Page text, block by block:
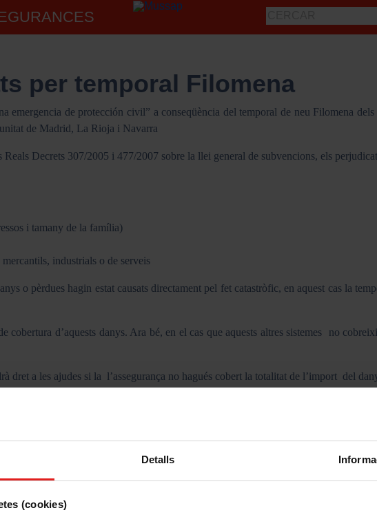
Detalls
(cookies)
per temporal Filomena
emergencia de protección civil” a conseqüència del temporal de neu Filomena
de Madrid, La Rioja i Navarra
Decrets 307/2005 i 477/2007 sobre la llei general de subvencions, els
i tamany de la família)
industrials o de serveis
o pèrdues hagin estat causats directament pel fet catastròfic, en aquest cas la
cobertura d’aquests danys. Ara bé, en el cas que aquests altres sistemes no
dret a les ajudes si la l’assegurança no hagués cobert la totalitat de l’import del
corresponent que es pot trobar en l’Ordre INT/277/2008